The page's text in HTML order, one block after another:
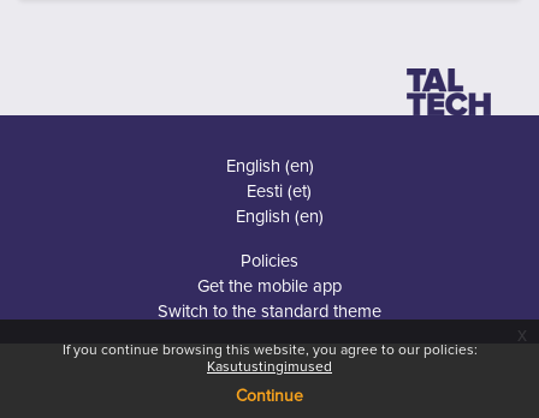
If you continue browsing this website, you agree to our policies:
Kasutustingimused
Continue
x
English ‎(en)‎
Eesti ‎(et)‎
English ‎(en)‎
Policies
Get the mobile app
Switch to the standard theme